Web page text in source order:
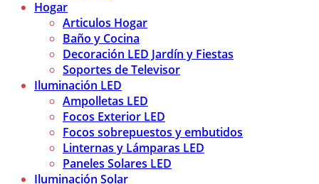
Hogar
Articulos Hogar
Baño y Cocina
Decoración LED Jardín y Fiestas
Soportes de Televisor
Iluminación LED
Ampolletas LED
Focos Exterior LED
Focos sobrepuestos y embutidos
Linternas y Lámparas LED
Paneles Solares LED
Iluminación Solar